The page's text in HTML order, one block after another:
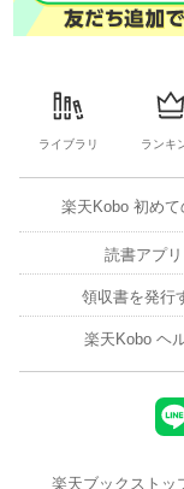
ライブラリ ランキ
楽天Kobo 初めて
読書アプリ
領収書を発行
楽天Kobo ヘ
楽天ブックストッ